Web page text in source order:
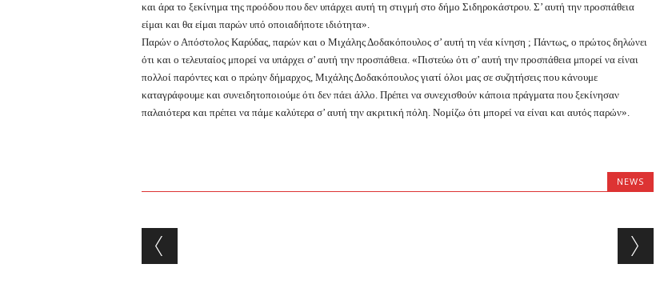
και άρα το ξεκίνημα της προόδου που δεν υπάρχει αυτή τη στιγμή στο δήμο Σιδηροκάστρου. Σ’ αυτή την προσπάθεια
είμαι και θα είμαι παρών υπό οποιαδήποτε ιδιότητα».
Παρών ο Απόστολος Καρύδας, παρών και ο Μιχάλης Δοδακόπουλος σ’ αυτή τη νέα κίνηση ; Πάντως, ο πρώτος δηλώνει
ότι και ο τελευταίος μπορεί να υπάρχει σ’ αυτή την προσπάθεια. «Πιστεύω ότι σ’ αυτή την προσπάθεια μπορεί να είναι
πολλοί παρόντες και ο πρώην δήμαρχος, Μιχάλης Δοδακόπουλος γιατί όλοι μας σε συζητήσεις που κάνουμε
καταγράφουμε και συνειδητοποιούμε ότι δεν πάει άλλο. Πρέπει να συνεχισθούν κάποια πράγματα που ξεκίνησαν
παλαιότερα και πρέπει να πάμε καλύτερα σ’ αυτή την ακριτική πόλη. Νομίζω ότι μπορεί να είναι και αυτός παρών».
NEWS
Post navigation